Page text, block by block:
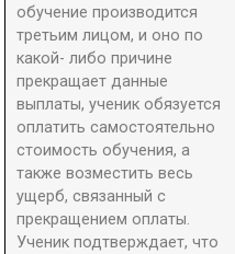
обучение производится
третьим лицом, и оно по
какой- либо причине
прекращает данные
выплаты, ученик обязуется
оплатить самостоятельно
стоимость обучения, а
также возместить весь
ущерб, связанный с
прекращением оплаты.
Ученик подтверждает, что